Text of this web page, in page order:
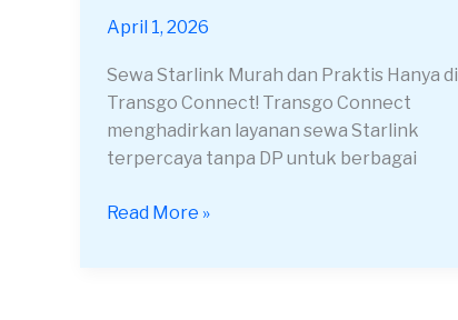
April 1, 2026
Sewa Starlink Murah dan Praktis Hanya di
Transgo Connect! Transgo Connect
menghadirkan layanan sewa Starlink
terpercaya tanpa DP untuk berbagai
Terpercaya
24
Jam
Read More »